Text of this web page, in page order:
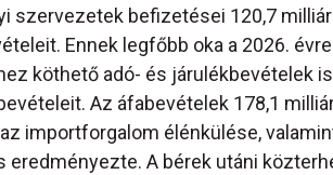
szervezetek befizetései 120,7
Ennek legfőbb oka a 2026.
köthető adó- és járulékbevételek
Az áfabevételek 178,1
importforgalom élénkülése,
eredményezte. A bérek utáni